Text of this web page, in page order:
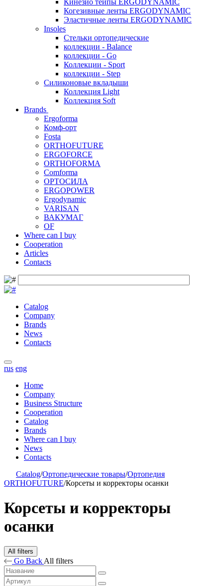
Кинезио тейпы ERGODYNAMIC
Когезивные ленты ERGODYNAMIC
Эластичные ленты ERGODYNAMIC
Insoles
Стельки ортопедические
коллекции - Balance
коллекции - Go
Коллекции - Sport
коллекции - Step
Силиконовые вкладыши
Коллекция Light
Коллекция Soft
Brands
Ergoforma
Комф-орт
Fosta
ORTHOFUTURE
ERGOFORCE
ORTHOFORMA
Comforma
ОРТОСИЛА
ERGOPOWER
Ergodynamic
VARISAN
ВАКУМАГ
OF
Where can I buy
Cooperation
Articles
Contacts
Catalog
Company
Brands
News
Contacts
rus eng
Home
Company
Business Structure
Cooperation
Catalog
Brands
Where can I buy
News
Contacts
Catalog/Ортопедические товары/Ортопедия
ORTHOFUTURE/Корсеты и корректоры осанки
Корсеты и корректоры
осанки
All filters
Go Back All filters